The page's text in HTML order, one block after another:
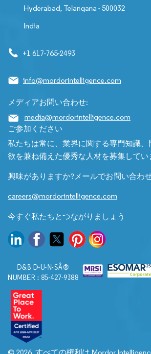
Hyderabad, Telangana - 500032
India
+1 617-765-2493
info@mordorintelligence.com
メディアお問い合わせ:
media@mordorintelligence.com
ご参加ください
私たちは常に、業界に関する専門知識
欲を兼ね備えた優秀な人材を募集してい
興味がありますか?メールでお問い合わ
careers@mordorintelligence.com
今すぐ私たちとつながりましょう
D&B D-U-N-SÂ®
NUMBER : 85-427-9388